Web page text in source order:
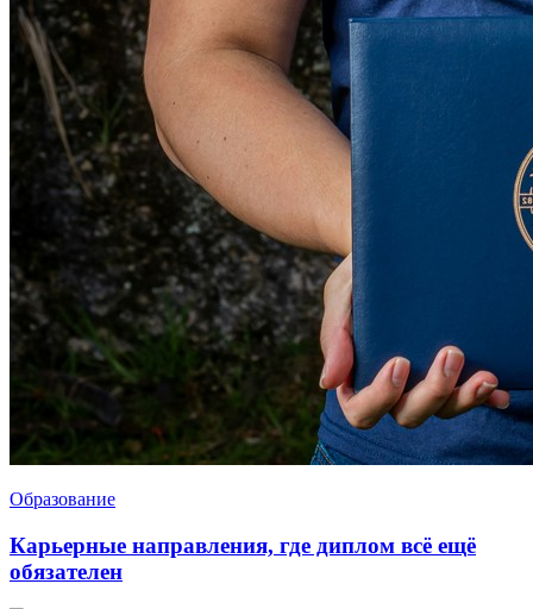
Образование
Карьерные направления, где диплом всё ещё
обязателен